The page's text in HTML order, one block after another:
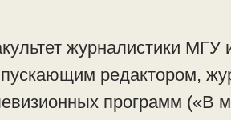
журналистики МГУ
редактором,
программ («В